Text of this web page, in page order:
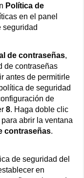
Política de
en el panel
seguridad
de contraseñas,
de contraseñas
antes de permitirle
de seguridad
de
8. Haga doble clic
para abrir la ventana
contraseñas.
de seguridad del
en